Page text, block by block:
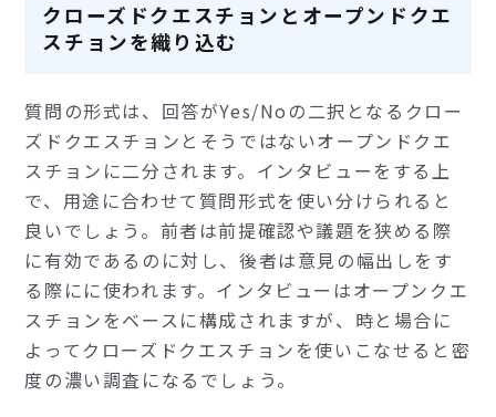
クローズドクエスチョンとオープンドクエ
スチョンを織り込む
質問の形式は、回答がYes/Noの二択となるクロー
ズドクエスチョンとそうではないオープンドクエ
スチョンに二分されます。インタビューをする上
で、用途に合わせて質問形式を使い分けられると
良いでしょう。前者は前提確認や議題を狭める際
に有効であるのに対し、後者は意見の幅出しをす
る際にに使われます。インタビューはオープンクエ
スチョンをベースに構成されますが、時と場合に
よってクローズドクエスチョンを使いこなせると密
度の濃い調査になるでしょう。